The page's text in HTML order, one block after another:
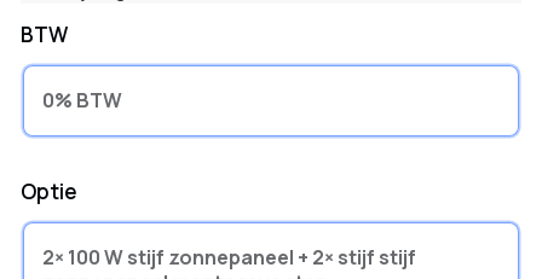
BTW
0% BTW
Optie
2× 100 W stijf zonnepaneel + 2× stijf stijf